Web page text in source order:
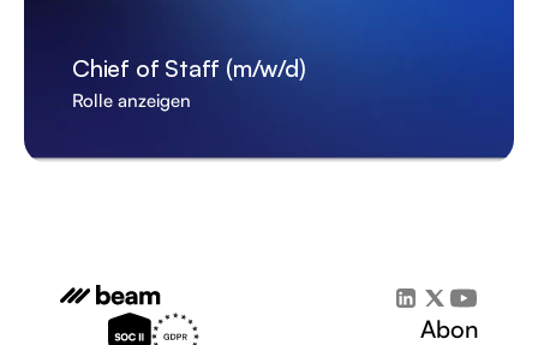
Chief of Staff (m/w/d)
Rolle anzeigen